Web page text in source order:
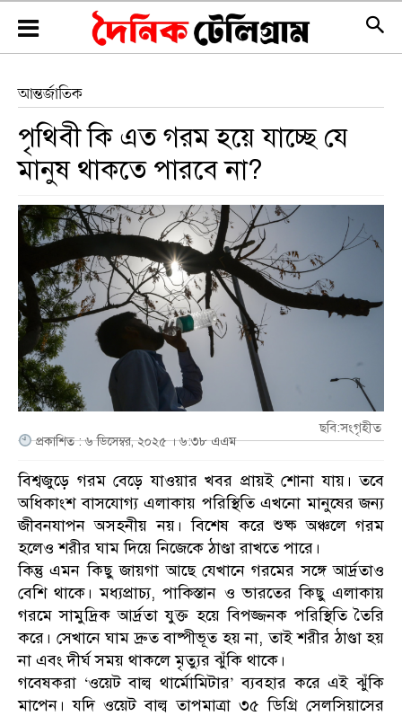
আন্তর্জাতিক
পৃথিবী কি এত গরম হয়ে যাচ্ছে যে
মানুষ থাকতে পারবে না?
ছবি:সংগৃহীত
প্রকাশিত : ৬ ডিসেম্বর, ২০২৫ । ৬:৩৮ এএম
বিশ্বজুড়ে গরম বেড়ে যাওয়ার খবর প্রায়ই শোনা যায়। তবে
অধিকাংশ বাসযোগ্য এলাকায় পরিস্থিতি এখনো মানুষের জন্য
জীবনযাপন অসহনীয় নয়। বিশেষ করে শুষ্ক অঞ্চলে গরম
হলেও শরীর ঘাম দিয়ে নিজেকে ঠাণ্ডা রাখতে পারে।
কিন্তু এমন কিছু জায়গা আছে যেখানে গরমের সঙ্গে আর্দ্রতাও
বেশি থাকে। মধ্যপ্রাচ্য, পাকিস্তান ও ভারতের কিছু এলাকায়
গরমে সামুদ্রিক আর্দ্রতা যুক্ত হয়ে বিপজ্জনক পরিস্থিতি তৈরি
করে। সেখানে ঘাম দ্রুত বাষ্পীভূত হয় না, তাই শরীর ঠাণ্ডা হয়
না এবং দীর্ঘ সময় থাকলে মৃত্যুর ঝুঁকি থাকে।
গবেষকরা ‘ওয়েট বাল্ব থার্মোমিটার’ ব্যবহার করে এই ঝুঁকি
মাপেন। যদি ওয়েট বাল্ব তাপমাত্রা ৩৫ ডিগ্রি সেলসিয়াসের